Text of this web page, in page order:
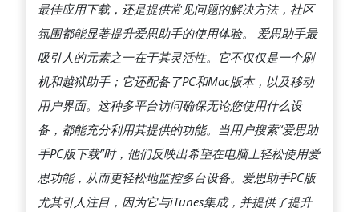
最佳应用下载，还是提供常见问题的解决方法，社区
氛围都能显著提升爱思助手的使用体验。 爱思助手最
吸引人的元素之一在于其灵活性。它不仅仅是一个刷
机和越狱助手；它还配备了PC和Mac版本，以及移动
用户界面。这种多平台访问确保无论您使用什么设
备，都能充分利用其提供的功能。当用户搜索“爱思助
手PC版下载”时，他们反映出希望在电脑上轻松使用爱
思功能，从而更轻松地监控多台设备。爱思助手PC版
尤其引人注目，因为它与iTunes集成，并提供了提升